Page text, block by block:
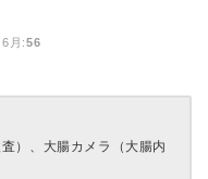
月:56
）、大腸カメラ（大腸内